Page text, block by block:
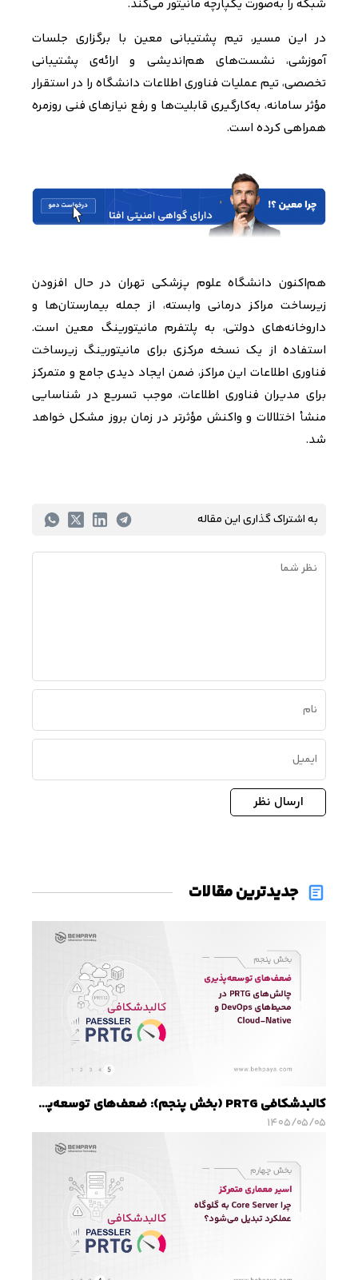
شبکه را به‌صورت یکپارچه مانیتور می‌کند.
در این مسیر، تیم پشتیبانی معین با برگزاری جلسات
آموزشی، نشست‌های هم‌اندیشی و ارائه‌ی پشتیبانی
تخصصی، تیم عملیات فناوری اطلاعات دانشگاه را در استقرار
مؤثر سامانه، به‌کارگیری قابلیت‌ها و رفع نیازهای فنی روزمره
همراهی کرده است.
هم‌اکنون دانشگاه علوم پزشکی تهران در حال افزودن
زیرساخت مراکز درمانی وابسته، از جمله بیمارستان‌ها و
داروخانه‌های دولتی، به پلتفرم مانیتورینگ معین است.
استفاده از یک نسخه مرکزی برای مانیتورینگ زیرساخت
فناوری اطلاعات این مراکز، ضمن ایجاد دیدی جامع و متمرکز
برای مدیران فناوری اطلاعات، موجب تسریع در شناسایی
منشأ اختلالات و واکنش مؤثرتر در زمان بروز مشکل خواهد
شد.
به اشتراک گذاری این مقاله
ارسال نظر
جدیدترین مقالات
کالبدشکافی PRTG (بخش پنجم): ضعف‌های توسعه‌پذیری؛ چالش‌های PRTG در محیط‌های DevOps و Cloud-Native
۱۴۰۵/۰۵/۰۵